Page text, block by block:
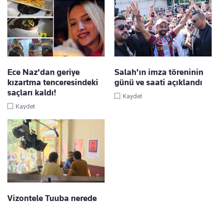
Ece Naz'dan geriye
kızartma tenceresindeki
saçları kaldı!
Kaydet
Salah'ın imza töreninin
günü ve saati açıklandı
Kaydet
Vizontele Tuuba nerede